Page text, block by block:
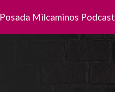
Posada Milcaminos Podcast